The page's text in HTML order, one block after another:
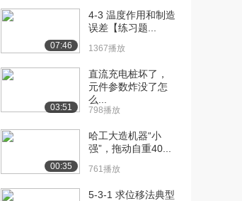
[9] 哈尔滨工业大学公开
课： KCL-例...
1.5万播放
08:02
[10] 哈尔滨工业大学公开
17:44
[11] 哈尔滨工业大学公开
03:15
[12] 哈尔滨工业大学公开
04:13
07:46
4-3 温度作用和制造
误差【练习题...
1367播放
03:51
直流充电桩坏了，
元件参数炸没了怎
么...
798播放
00:35
哈工大造机器“小
强”，拖动自重40...
761播放
5-3-1 求位移法典型